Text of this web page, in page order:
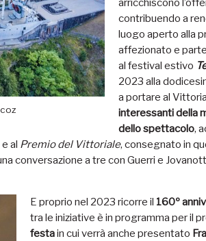
arricchiscono
contribuendo a
luogo aperto alla
affezionato e
al festival estivo
2023 alla
a portare al
interessanti della
dello spettacolo,
al Premio del Vittoriale, consegnato in
conversazione a tre con Guerri e
E proprio nel 2023 ricorre il 160º
tra le iniziative è in programma per il
festain cui verrà anche presentato